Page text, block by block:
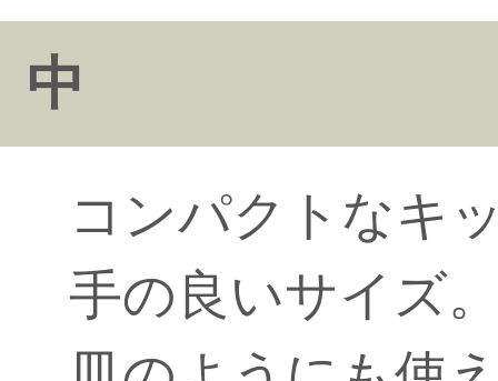
中
コンパクトなキ
手の良いサイズ